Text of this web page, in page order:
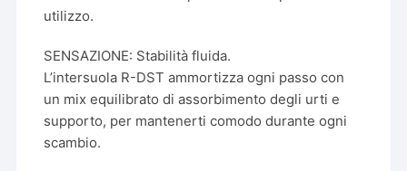
utilizzo.
SENSAZIONE: Stabilità fluida.
L’intersuola R-DST ammortizza ogni passo con
un mix equilibrato di assorbimento degli urti e
supporto, per mantenerti comodo durante ogni
scambio.